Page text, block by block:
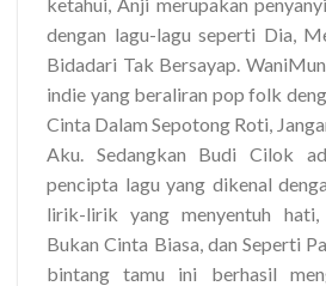
dengan lagu-lagu seperti Dia,
Bidadari Tak Bersayap.
indie yang beraliran pop folk
Cinta Dalam Sepotong Roti,
Aku. Sedangkan Budi Cilok
pencipta lagu yang dikenal
lirik-lirik yang menyentuh hati,
Bukan Cinta Biasa, dan Seperti
bintang tamu ini berhasil